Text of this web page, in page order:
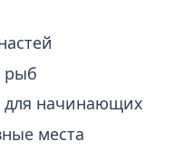
рыб
для начинающих
места